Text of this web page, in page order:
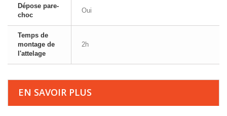
Dépose pare-
choc
Oui
Temps de
montage de
l'attelage
2h
EN SAVOIR PLUS